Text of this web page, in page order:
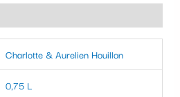
Charlotte & Aurelien Houillon
0,75 L